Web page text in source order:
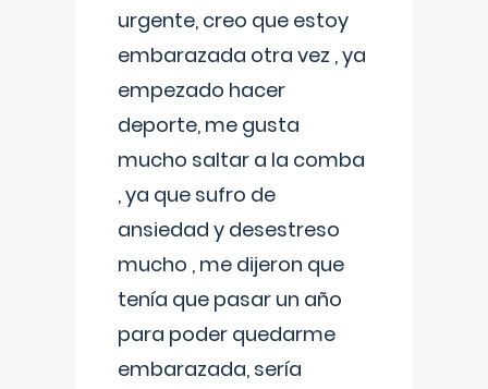
urgente, creo que estoy
embarazada otra vez , ya
empezado hacer
deporte, me gusta
mucho saltar a la comba
, ya que sufro de
ansiedad y desestreso
mucho , me dijeron que
tenía que pasar un año
para poder quedarme
embarazada, sería